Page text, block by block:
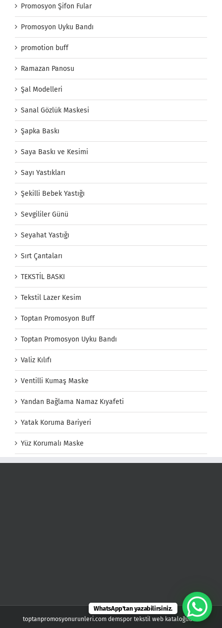
Promosyon Şifon Fular
Promosyon Uyku Bandı
promotion buff
Ramazan Panosu
Şal Modelleri
Sanal Gözlük Maskesi
Şapka Baskı
Saya Baskı ve Kesimi
Sayı Yastıkları
Şekilli Bebek Yastığı
Sevgililer Günü
Seyahat Yastığı
Sırt Çantaları
TEKSTİL BASKI
Tekstil Lazer Kesim
Toptan Promosyon Buff
Toptan Promosyon Uyku Bandı
Valiz Kılıfı
Ventilli Kumaş Maske
Yandan Bağlama Namaz Kıyafeti
Yatak Koruma Bariyeri
Yüz Korumalı Maske
toptanpromosyonurunleri.com demspor tekstil web kataloğudur.
WhatsApp'tan yazabilirsiniz.